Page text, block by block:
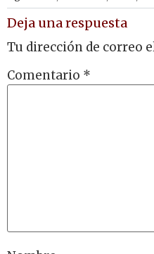
Deja una respuesta
Tu dirección de correo
Comentario *